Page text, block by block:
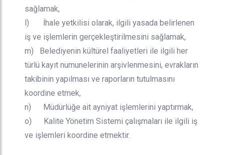
sağlamak,
l) İhale yetkilisi olarak, ilgili yasada belirlenen
iş ve işlemlerin gerçekleştirilmesini sağlamak,
m) Belediyenin kültürel faaliyetleri ile ilgili her
türlü kayıt numunelerinin arşivlenmesini, evrakların
takibinin yapılması ve raporların tutulmasını
koordine etmek,
n) Müdürlüğe ait ayniyat işlemlerini yaptırmak,
o) Kalite Yönetim Sistemi çalışmaları ile ilgili iş
ve işlemleri koordine etmektir.